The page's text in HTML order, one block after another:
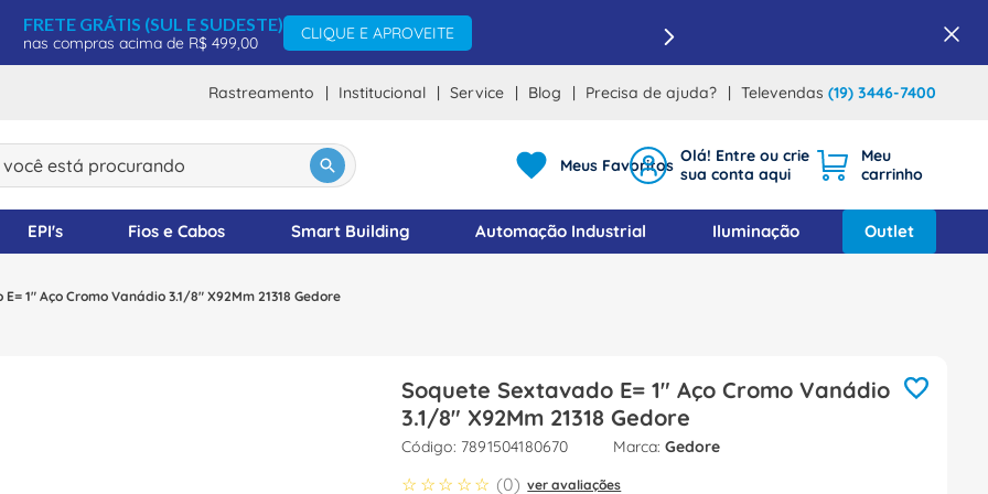
FRETE GRÁTIS (SUL E SUDESTE)
nas compras acima de R$ 499,00
CLIQUE E APROVEITE
Rastreamento Institucional Service Blog Precisa de ajuda? Televendas (19) 3446-7400
está procurando
Meus Favoritos
EPI's Fios e Cabos Smart Building Automação Industrial Iluminação Outlet
1" Aço Cromo Vanádio 3.1/8" X92Mm 21318 Gedore
Soquete Sextavado E= 1" Aço Cromo Vanádio
3.1/8" X92Mm 21318 Gedore
: 7891504180670 Gedore
☆ ☆ ☆ ☆ ☆ (0) ver avaliações